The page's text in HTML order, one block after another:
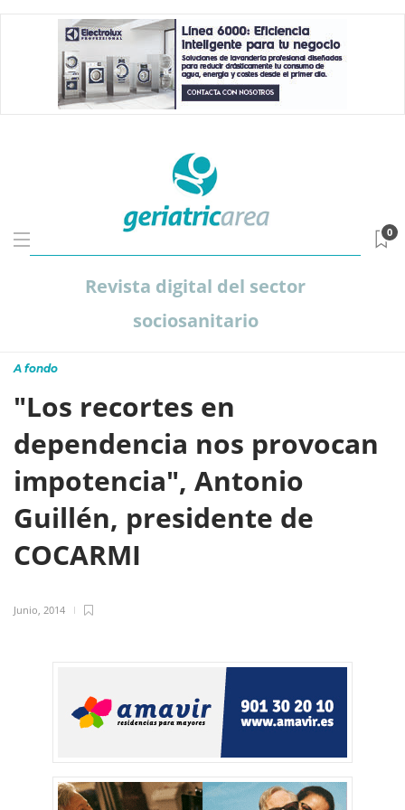
Revista digital del sector
sociosanitario
0
A fondo
"Los recortes en
dependencia nos provocan
impotencia", Antonio
Guillén, presidente de
COCARMI
Junio, 2014